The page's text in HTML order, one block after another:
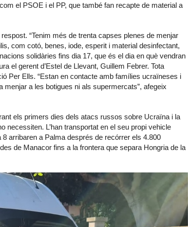
el PSOE i el PP, que també fan recapte de material a
“Tenim més de trenta capses plenes de menjar
com cotó, benes, iode, esperit i material desinfectant,
solidàries fins dia 17, que és el dia en què vendran
el gerent d’Estel de Llevant, Guillem Febrer. Tota
Per Ells. “Estan en contacte amb famílies ucraïneses i
a les botigues ni als supermercats”, afegeix
els primers dies dels atacs russos sobre Ucraïna i la
necessiten. L’han transportat en el seu propi vehicle
arribaren a Palma després de recórrer els 4.800
de Manacor fins a la frontera que separa Hongria de la